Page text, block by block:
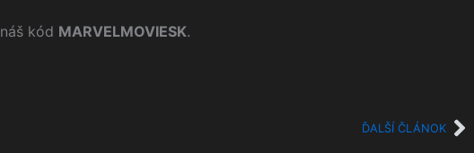
kód MARVELMOVIESK.
ĎALŠÍ ČLÁNOK